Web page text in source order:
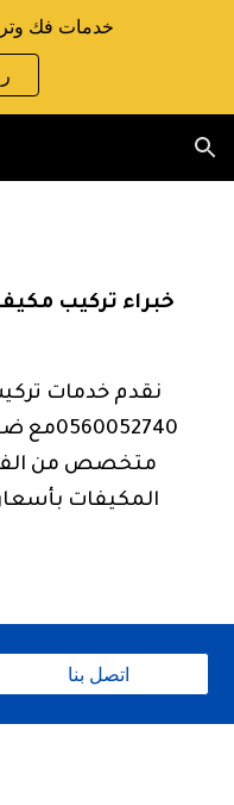
خدمات فك
نقدم خدمات
متخصص من
المكيفات
اتصل بنا